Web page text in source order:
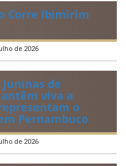
entrega dos
Honra ao
de 2026
Corre Ibimirim